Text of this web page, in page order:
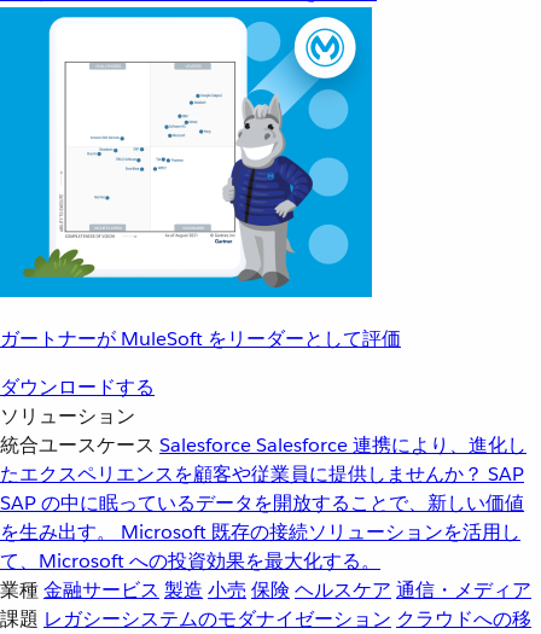
ガートナーが MuleSoft をリーダーとして評価
ダウンロードする
ソリューション
統合ユースケース SalesforceSalesforce 連携により、進化し
たエクスペリエンスを顧客や従業員に提供しませんか？ SAP
SAP の中に眠っているデータを開放することで、新しい価値
を生み出す。
Microsoft 既存の接続ソリューションを活用し
て、Microsoft への投資効果を最大化する。
業種金融サービス 製造 小売 保険 ヘルスケア 通信・メディア
課題 レガシーシステムのモダナイゼーション クラウドへの移